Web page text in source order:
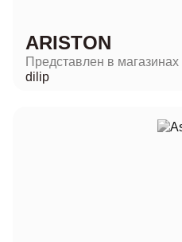
ARISTON
Представлен в магазинах
dilip